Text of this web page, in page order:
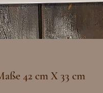
42 cm X 33 cm